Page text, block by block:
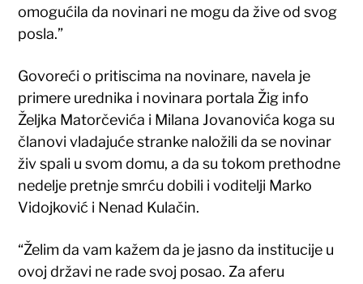
omogućila da novinari ne mogu da žive od svog
posla.”
Govoreći o pritiscima na novinare, navela je
primere urednika i novinara portala Žig info
Željka Matorčevića i Milana Jovanovića koga su
članovi vladajuće stranke naložili da se novinar
živ spali u svom domu, a da su tokom prethodne
nedelje pretnje smrću dobili i voditelji Marko
Vidojković i Nenad Kulačin.
“Želim da vam kažem da je jasno da institucije u
ovoj državi ne rade svoj posao. Za aferu